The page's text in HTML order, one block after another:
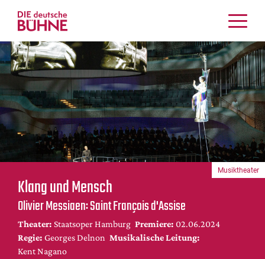
Kritiken
Schauspiel
Musiktheater
Tanz
Crossover
Bühnenwelt
Festivals & Veranstaltungen
Menschen & Theater
Themen
Internationales
Nachrufe
Medientipps
Klang und Mensch
Olivier Messiaen: Saint François d'Assise
Theater: Staatsoper Hamburg Premiere: 02.06.2024
Regie: Georges Delnon Musikalische Leitung:
Kent Nagano
Musiktheater